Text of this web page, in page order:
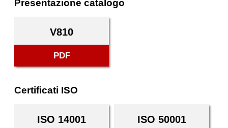
Presentazione catalogo
V810
PDF
Certificati ISO
ISO 14001 ISO 50001